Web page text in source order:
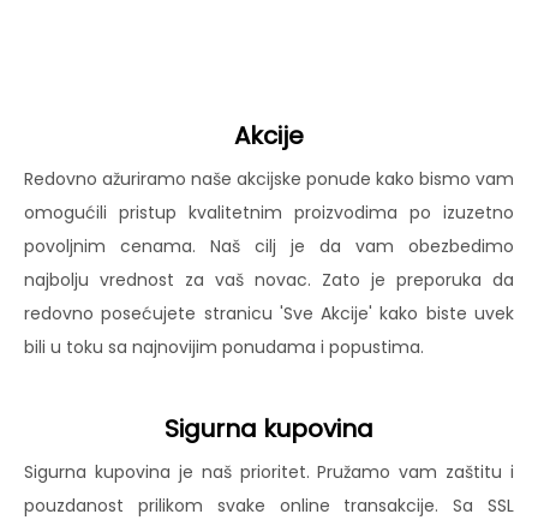
Akcije
Redovno ažuriramo naše akcijske ponude kako bismo vam
omogućili pristup kvalitetnim proizvodima po izuzetno
povoljnim cenama. Naš cilj je da vam obezbedimo
najbolju vrednost za vaš novac. Zato je preporuka da
redovno posećujete stranicu 'Sve Akcije' kako biste uvek
bili u toku sa najnovijim ponudama i popustima.
Sigurna kupovina
Sigurna kupovina je naš prioritet. Pružamo vam zaštitu i
pouzdanost prilikom svake online transakcije. Sa SSL